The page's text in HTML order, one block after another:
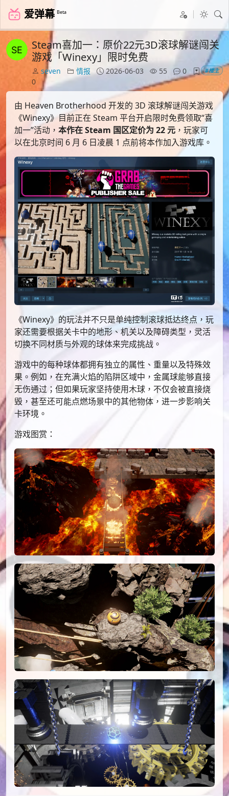
爱弹幕 Beta
Steam喜加一：原价22元3D滚球解谜闯关
游戏「Winexy」限时免费
seven 情报 2026-06-03 55
0
0
#楼主
由 Heaven Brotherhood 开发的 3D 滚球解谜闯关游戏
《Winexy》目前正在 Steam 平台开启限时免费领取“喜
加一”活动， 本作在 Steam 国区定价为 22 元 ，玩家可
以在北京时间 6 月 6 日凌晨 1 点前将本作加入游戏库。
《Winexy》的玩法并不只是单纯控制滚球抵达终点，玩
家还需要根据关卡中的地形、机关以及障碍类型，灵活
切换不同材质与外观的球体来完成挑战。
游戏中的每种球体都拥有独立的属性、重量以及特殊效
果。例如，在充满火焰的陷阱区域中，金属球能够直接
无伤通过；但如果玩家坚持使用木球，不仅会被直接烧
毁，甚至还可能点燃场景中的其他物体，进一步影响关
卡环境。
游戏图赏：